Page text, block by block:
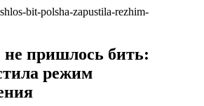
пришлось бить:
режим